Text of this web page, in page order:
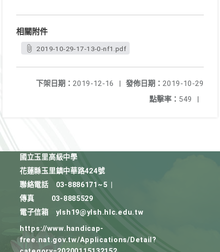
相關附件
2019-10-29-17-13-0-nf1.pdf
發佈日期： 2019-10-29
下架日期： 2019-12-16
|
點擊率： 549 |
國立玉里高級中學
花蓮縣玉里鎮中華路424號
聯絡電話
03-8886171~5
傳真
03-8885529
電子信箱
ylsh19@ylsh.hlc.edu.tw
https://www.handicap-
free.nat.gov.tw/Applications/Detail?